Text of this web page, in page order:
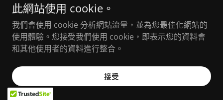
提供者：
此網站使用 cookie。
我們會使用 cookie 分析網站流量，並為您最佳化網站的
使用體驗。您接受我們使用 cookie，即表示您的資料會
和其他使用者的資料進行整合。
接受